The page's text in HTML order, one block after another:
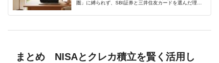
圏」に縛られず、SBI証券と三井住友カードを選んだ理由
まとめ NISAとクレカ積立を賢く活用し